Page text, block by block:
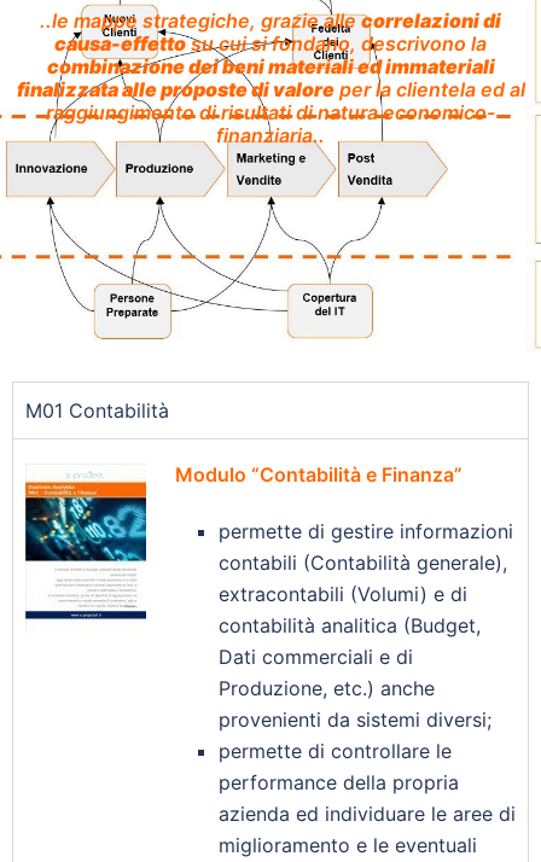
..le mappe strategiche, grazie allecorrelazioni di
causa-effettosu cui si fondano, descrivono la
combinazione dei beni materiali ed immateriali
finalizzata alle proposte di valoreper la clientela ed al
raggiungimento di risultati di natura economico-
finanziaria..
M01 Contabilità
Modulo “Contabilità e Finanza”
permette di gestire informazioni
contabili (Contabilità generale),
extracontabili (Volumi) e di
contabilità analitica (Budget,
Dati commerciali e di
Produzione, etc.) anche
provenienti da sistemi diversi;
permette di controllare le
performance della propria
azienda ed individuare le aree di
miglioramento e le eventuali